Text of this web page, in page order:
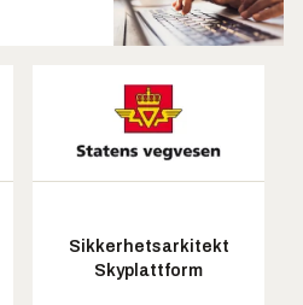
Sikkerhetsarkitekt
Skyplattform